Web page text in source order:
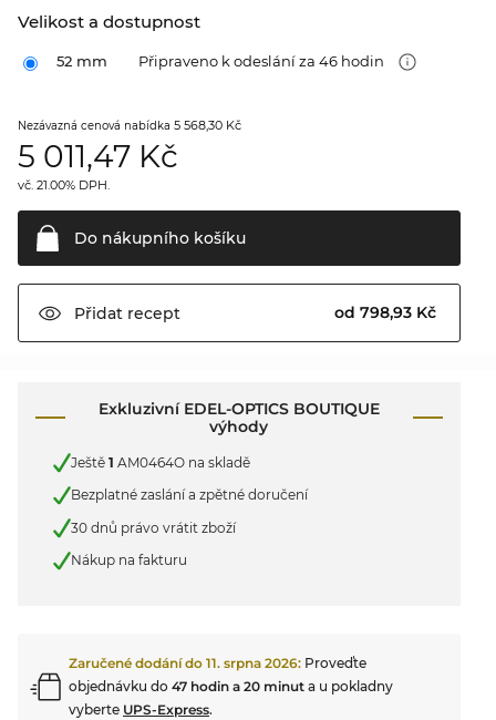
Velikost a dostupnost
52 mm Připraveno k odeslání za 46 hodin
Nezávazná cenová nabídka 5 568,30 Kč
5 011,47 Kč
vč. 21.00% DPH.
Do nákupního košíku
Přidat recept od 798,93 Kč
Exkluzivní EDEL-OPTICS BOUTIQUE
výhody
Ještě 1 AM0464O na skladě
Bezplatné zaslání a zpětné doručení
30 dnů právo vrátit zboží
Nákup na fakturu
Zaručené dodání do 11. srpna 2026: Proveďte
objednávku do 47 hodin a 20 minut a u pokladny
vyberte UPS-Express.